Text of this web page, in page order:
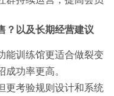
？以及长期经营建议
能训练馆更适合做裂变
功率更高。
更考验规则设计和系统